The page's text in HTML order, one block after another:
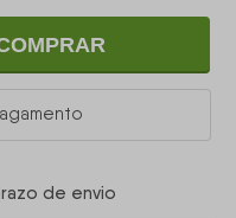
de envio